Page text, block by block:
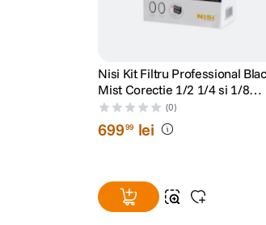
Nisi Kit Filtru Professional
Mist Corectie 1/2 1/4 si 1/8
40.5mm
(0)
69999 lei